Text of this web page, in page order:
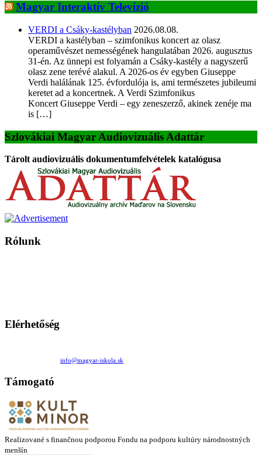
Magyar Interaktív Televízió
VERDI a Csáky-kastélyban 2026.08.08.
VERDI a kastélyban – szimfonikus koncert az olasz
operaművészet nemességének hangulatában 2026. augusztus
31-én. Az ünnepi est folyamán a Csáky-kastély a nagyszerű
olasz zene terévé alakul. A 2026-os év egyben Giuseppe
Verdi halálának 125. évfordulója is, ami természetes jubileumi
keretet ad a koncertnek. A Verdi Szimfonikus
Koncert Giuseppe Verdi – egy zeneszerző, akinek zenéje ma
is […]
Szlovákiai Magyar Audiovizuális Adattár
Tárolt audiovizuális dokumentumfelvételek katalógusa
Rólunk
Elérhetőség
info@magyar-iskola.sk
Támogató
Realizované s finančnou podporou Fondu na podporu kultúry národnostných
menšín